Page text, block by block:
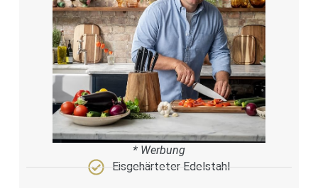
* Werbung
Eisgehärteter Edelstahl